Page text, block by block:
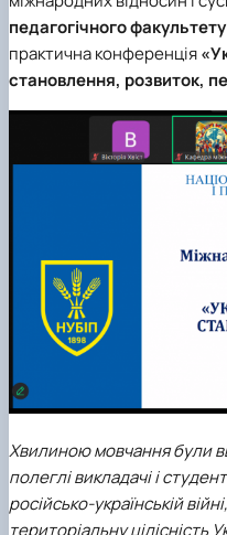
Кафедра
комунікації
педагогічного факультету
практична конференція
становлення, розвиток,
Хвилиною мовчання були
полеглі викладачі і
російсько-українській
територіальну цілісність